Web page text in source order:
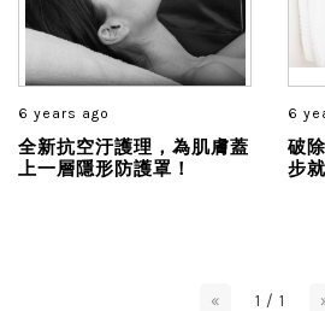
6 years ago
全新抗空汙護理，為肌膚蓋
上一層隱形防護罩！
6
破
步
« 1 / 1